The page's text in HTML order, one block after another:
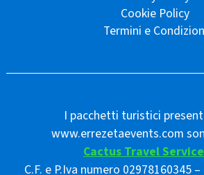
Cookie Policy
Termini e
I pacchetti turistici
www.errezetaevents.com
Cactus Travel
C.F. e P.Iva numero 02978160345